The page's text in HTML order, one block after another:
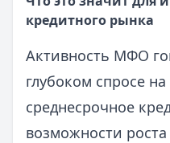
кредитного рынка
Активность МФО
глубоком спросе
среднесрочное
возможности